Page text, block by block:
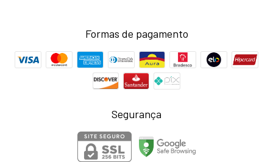
Formas de pagamento
Segurança